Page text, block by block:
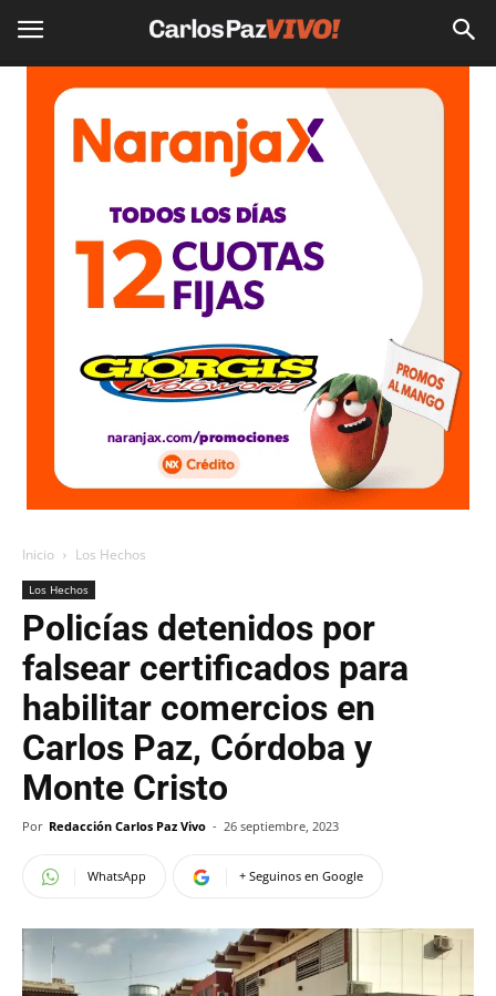
Inicio Los Hechos
Los Hechos
Policías detenidos por
falsear certificados para
habilitar comercios en
Carlos Paz, Córdoba y
Monte Cristo
Por Redacción Carlos Paz Vivo - 26 septiembre, 2023
WhatsApp + Seguinos en Google